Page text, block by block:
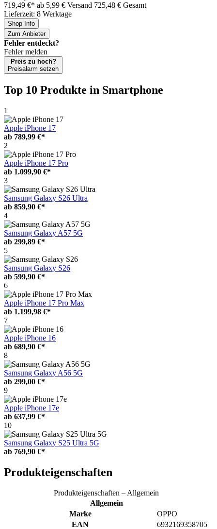
719,49 €* ab 5,99 € Versand 725,48 € Gesamt
Lieferzeit: 8 Werktage
Shop-Info
Zum Anbieter
Fehler entdeckt?
Fehler melden
Preis zu hoch?
Preisalarm setzen
Top 10 Produkte in Smartphone
1
Apple iPhone 17
ab 789,99 €*
2
Apple iPhone 17 Pro
ab 1.099,90 €*
3
Samsung Galaxy S26 Ultra
ab 859,90 €*
4
Samsung Galaxy A57 5G
ab 299,89 €*
5
Samsung Galaxy S26
ab 599,90 €*
6
Apple iPhone 17 Pro Max
ab 1.199,98 €*
7
Apple iPhone 16
ab 689,90 €*
8
Samsung Galaxy A56 5G
ab 299,00 €*
9
Apple iPhone 17e
ab 637,99 €*
10
Samsung Galaxy S25 Ultra 5G
ab 769,90 €*
Produkteigenschaften
Produkteigenschaften – Allgemein
Allgemein
Marke
OPPO
EAN
6932169358705